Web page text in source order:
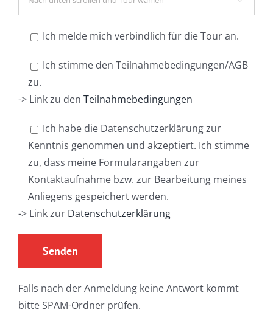
Ich melde mich verbindlich für die Tour an.
Ich stimme den Teilnahmebedingungen/AGB
zu.
-> Link zu den Teilnahmebedingungen
Ich habe die Datenschutzerklärung zur
Kenntnis genommen und akzeptiert. Ich stimme
zu, dass meine Formularangaben zur
Kontaktaufnahme bzw. zur Bearbeitung meines
Anliegens gespeichert werden.
-> Link zur Datenschutzerklärung
Falls nach der Anmeldung keine Antwort kommt
bitte SPAM-Ordner prüfen.